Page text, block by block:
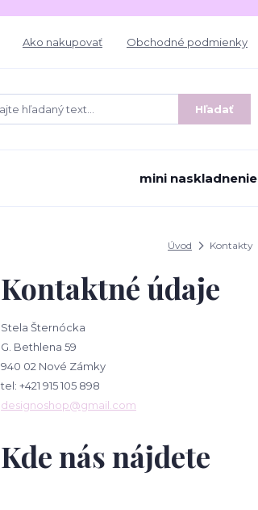
Ako nakupovať Obchodné podmienky
Hľadať
mini naskladnenie
Úvod Kontakty
Kontaktné údaje
Stela Šternócka
G. Bethlena 59
940 02 Nové Zámky
tel: +421 915 105 898
designoshop@gmail.com
Kde nás nájdete